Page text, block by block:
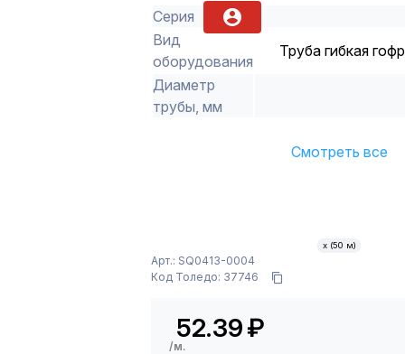
Серия
Вид
оборудования
Труба гибкая
Диаметр
трубы, мм
Смотреть все
Арт.: SQ0413-0004
Код Толедо: 37746
52.39₽
/м.
х (50 м)